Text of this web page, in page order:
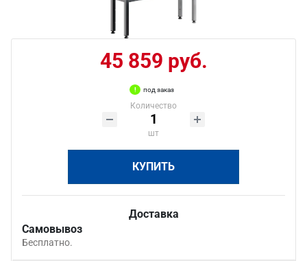
45 859 руб.
под заказ
Количество
шт
КУПИТЬ
Доставка
Самовывоз
Бесплатно.